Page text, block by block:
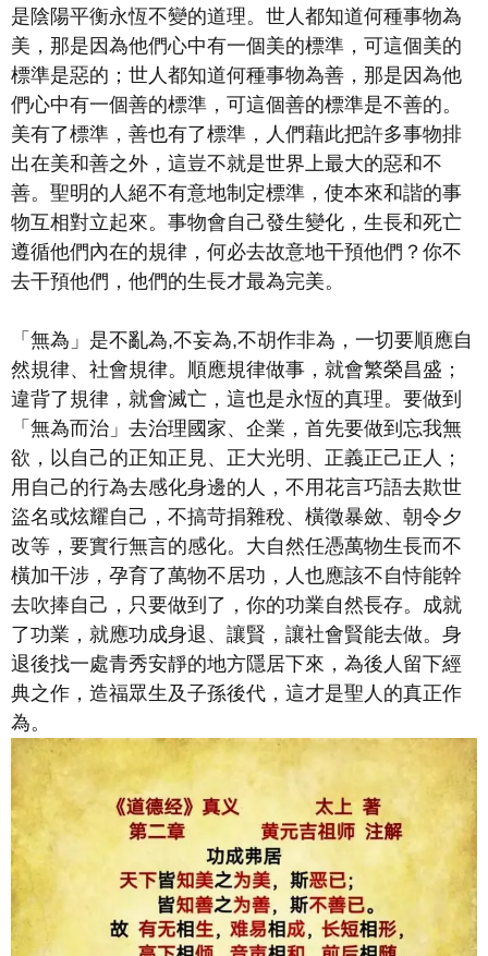
是陰陽平衡永恆不變的道理。世人都知道何種事物為
美，那是因為他們心中有一個美的標準，可這個美的
標準是惡的；世人都知道何種事物為善，那是因為他
們心中有一個善的標準，可這個善的標準是不善的。
美有了標準，善也有了標準，人們藉此把許多事物排
出在美和善之外，這豈不就是世界上最大的惡和不
善。聖明的人絕不有意地制定標準，使本來和諧的事
物互相對立起來。事物會自己發生變化，生長和死亡
遵循他們內在的規律，何必去故意地干預他們？你不
去干預他們，他們的生長才最為完美。
「無為」是不亂為,不妄為,不胡作非為，一切要順應自
然規律、社會規律。順應規律做事，就會繁榮昌盛；
違背了規律，就會滅亡，這也是永恆的真理。要做到
「無為而治」去治理國家、企業，首先要做到忘我無
欲，以自己的正知正見、正大光明、正義正己正人；
用自己的行為去感化身邊的人，不用花言巧語去欺世
盜名或炫耀自己，不搞苛捐雜稅、橫徵暴斂、朝令夕
改等，要實行無言的感化。大自然任憑萬物生長而不
橫加干涉，孕育了萬物不居功，人也應該不自恃能幹
去吹捧自己，只要做到了，你的功業自然長存。成就
了功業，就應功成身退、讓賢，讓社會賢能去做。身
退後找一處青秀安靜的地方隱居下來，為後人留下經
典之作，造福眾生及子孫後代，這才是聖人的真正作
為。